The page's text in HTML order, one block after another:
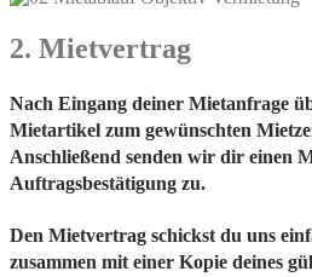
2. Mietvertrag
Nach Eingang deiner Mietanfrage
Mietartikel zum gewünschten
Anschließend senden wir dir einen
Auftragsbestätigung zu.
Den Mietvertrag schickst du uns
zusammen mit einer Kopie deines